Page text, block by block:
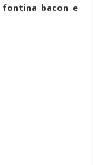
bacon e